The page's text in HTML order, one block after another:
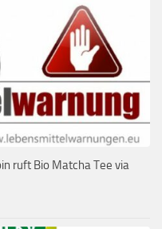
ruft Bio Matcha Tee via